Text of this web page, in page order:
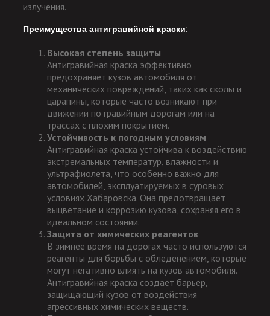
излучения.
Преимущества антигравийной краски:
Высокая степень защиты
Антигравийная краска эффективно
предохраняет кузов автомобиля от
механических повреждений, таких как сколы и
царапины, которые часто возникают при
движении по гравийным дорогам или на
трассах с плохим покрытием.
Устойчивость к погодным условиям
Антигравийная краска устойчива к воздействию
экстремальных температур, влажности и
ультрафиолета, что особенно важно для
автомобилей, эксплуатируемых в суровых
условиях Хабаровска. Она предотвращает
выцветание и коррозию кузова, сохраняя его в
идеальном состоянии.
Защита от химических реагентов
В зимнее время на дорогах часто используются
реагенты для борьбы с обледенением, которые
могут негативно влиять на кузов автомобиля.
Антигравийная краска создает барьер,
защищающий кузов от воздействия
агрессивных химических веществ.